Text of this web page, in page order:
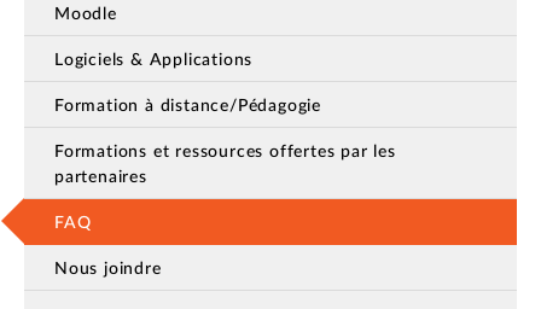
Moodle
Logiciels & Applications
Formation à distance/Pédagogie
Formations et ressources offertes par les
partenaires
FAQ
Nous joindre